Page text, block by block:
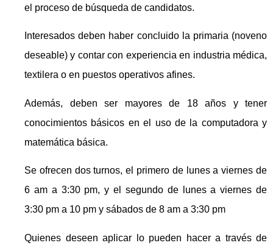
el proceso de búsqueda de candidatos.
Interesados deben haber concluido la primaria (noveno
deseable) y contar con experiencia en industria médica,
textilera o en puestos operativos afines.
Además, deben ser mayores de 18 años y tener
conocimientos básicos en el uso de la computadora y
matemática básica.
Se ofrecen dos turnos, el primero de lunes a viernes de
6 am a 3:30 pm, y el segundo de lunes a viernes de
3:30 pm a 10 pm y sábados de 8 am a 3:30 pm
Quienes deseen aplicar lo pueden hacer a través de